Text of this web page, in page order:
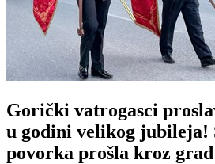
Gorički vatrogasci
u godini velikog jubileja!
povorka prošla kroz grad